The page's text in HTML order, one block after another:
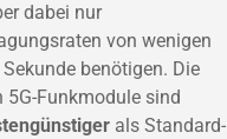
dabei nur
von wenigen
benötigen. Die
5G-Funkmodule sind
als Standard-